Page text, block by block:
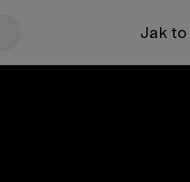
Jak to